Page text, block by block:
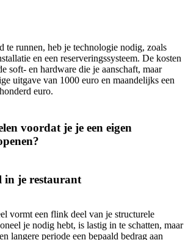
te runnen, heb je technologie nodig, zoals
en een reserveringssysteem. De kosten
soft- en hardware die je aanschaft, maar
uitgave van 1000 euro en maandelijks een
euro.
voordat je je een eigen
in je restaurant
vormt een flink deel van je structurele
je nodig hebt, is lastig in te schatten, maar
langere periode een bepaald bedrag aan